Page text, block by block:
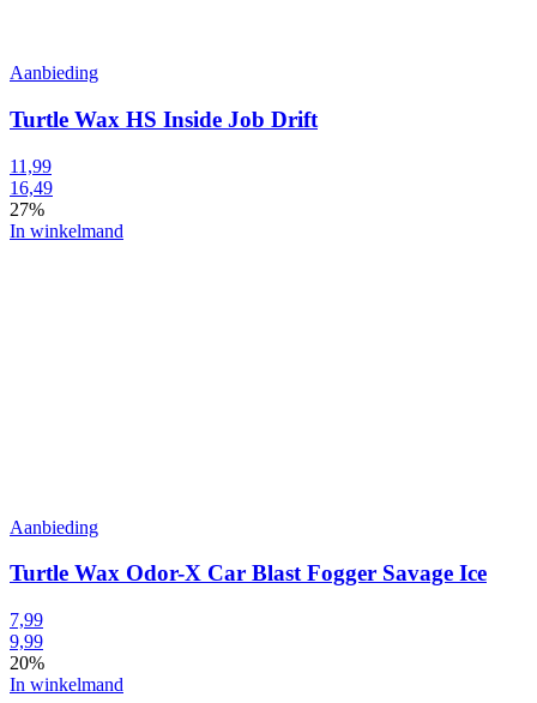
Aanbieding
Turtle Wax HS Inside Job Drift
11,99
16,49
27%
In winkelmand
Aanbieding
Turtle Wax Odor-X Car Blast Fogger Savage Ice
7,99
9,99
20%
In winkelmand